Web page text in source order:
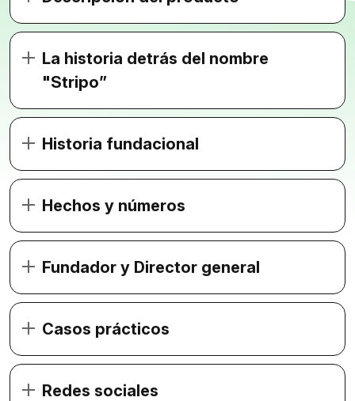
La historia detrás del nombre
"Stripo”
Historia fundacional
Hechos y números
Fundador y Director general
Casos prácticos
Redes sociales